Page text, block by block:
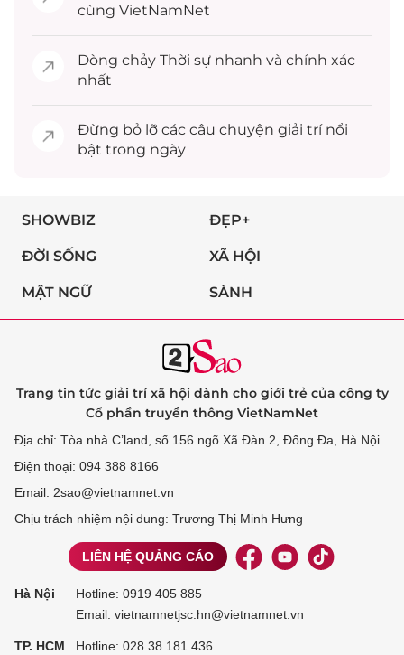
cùng VietNamNet
Dòng chảy Thời sự nhanh và chính xác
nhất
Đừng bỏ lỡ các câu chuyện giải trínổi
bật trong ngày
SHOWBIZ ĐẸP+
ĐỜI SỐNG XÃ HỘI
MẬT NGỮ SÀNH
Trang tin tức giải trí xã hội dành cho giới trẻ của công ty
Cổ phần truyền thông VietNamNet
Địa chỉ: Tòa nhà C’land, số 156 ngõ Xã Đàn 2, Đống Đa, Hà Nội
Điện thoại: 094 388 8166
Email: 2sao@vietnamnet.vn
Chịu trách nhiệm nội dung: Trương Thị Minh Hưng
LIÊN HỆ QUẢNG CÁO
Hà Nội Hotline: 0919 405 885
Email: vietnamnetjsc.hn@vietnamnet.vn
TP. HCM Hotline: 028 38 181 436